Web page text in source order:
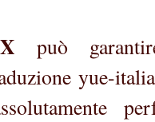
può
yue-